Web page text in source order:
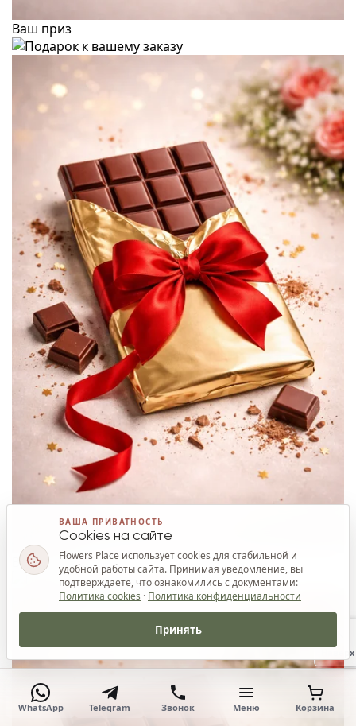
Ваш приз
Ваш приз
WhatsApp Telegram Звонок Меню Корзина
Наверх
ВАША ПРИВАТНОСТЬ
Cookies на сайте
Flowers Place использует cookies для стабильной и
удобной работы сайта. Принимая уведомление, вы
подтверждаете, что ознакомились с документами:
Политика cookies · Политика конфиденциальности
Принять